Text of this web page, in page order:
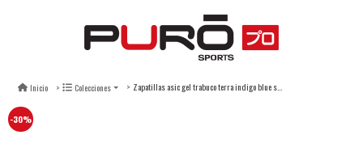
Inicio Colecciones Zapatillas asic gel trabuco terra indigo blue sandstorm - mujer
-30%